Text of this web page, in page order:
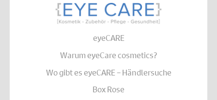
eyeCARE
Warum eyeCare cosmetics?
Wo gibt es eyeCARE – Händlersuche
Box Rose